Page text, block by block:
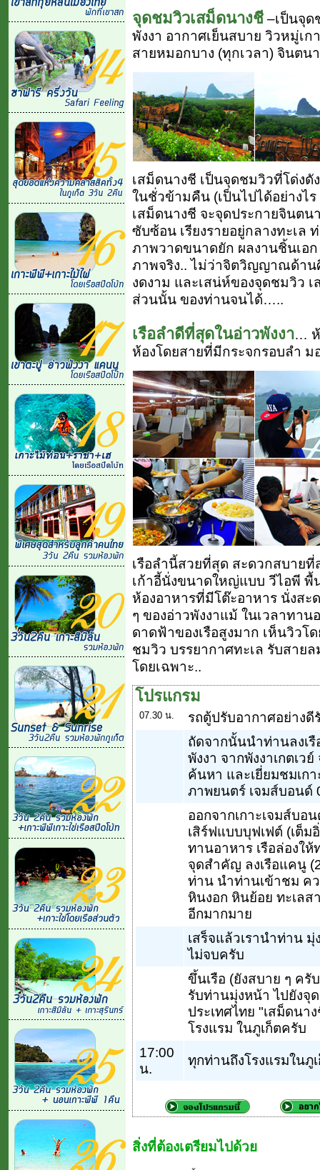
จุดชมวิวเสม็ดนางชี –เป็นจุด
พังงา อากาศเย็นสบาย วิวหมู่เ
สายหมอกบาง (ทุกเวลา) จินตน
เสม็ดนางชี เป็นจุดชมวิวที่โด่ง
ในชั่วข้ามคืน (เป็นไปได้อย่างไ
เสม็ดนางชี จะจุดประกายจินต
ซับซ้อน เรียงรายอยู่กลางทะเล
ภาพวาดขนาดยัก ผลงานชิ้นเอ
ภาพจริง.. ไม่ว่าจิตวิญญาณด้าน
งดงาม และเสน่ห์ของจุดชมวิว
ส่วนนั้น ของท่านจนได้…..
เรือลำดีที่สุดในอ่าวพังงา… ห้
ห้องโดยสายที่มีกระจกรอบลำ ม
เรือลำนี้สวยที่สุด สะดวกสบาย
เก้าอี้นั่งขนาดใหญ่แบบ วีไอพี
ห้องอาหารที่มีโต๊ะอาหาร นั่งส
ๆ ของอ่าวพังงาแม้ ในเวลาทา
ดาดฟ้าของเรือสูงมาก เห็นวิว
ชมวิว บรรยากาศทะเล รับสา
โดยเฉพาะ..
โปรแกรม
07.30 น.
รถตู้ปรับอากาศอย่างดี
ถัดจากนั้นนำท่านลงเ
พังงา จากพังงาเกตเว
ค้นหา และเยี่ยมชมเก
ภาพยนตร์ เจมส์บอนด์
ออกจากเกาะเจมส์บอ
เสิร์ฟแบบบุฟเฟต์ (เต็
ทานอาหาร เรือล่องให้
จุดสำคัญ ลงเรือแคนู
ท่าน นำท่านเข้าชม ค
หินงอก หินย้อย ทะเลส
อีกมากมาย
เสร็จแล้วเรานำท่าน
ไม่จบครับ
ขึ้นเรือ (ยังสบาย ๆ ครั
รับท่านมุ่งหน้า ไปยังจุ
ประเทศไทย "เสม็ดนา
โรงแรม ในภูเก็ตครับ
17:00
น.
ทุกท่านถึงโรงแรมในภู
สิ่งที่ต้องเตรียมไปด้วย